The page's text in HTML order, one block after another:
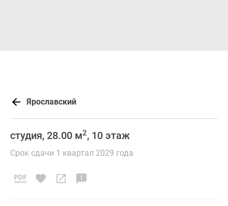
Ярославский
студия, 28.00 м2, 10 этаж
Срок сдачи 1 квартал 2029 года